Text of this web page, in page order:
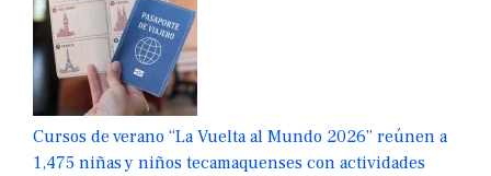
Cursos de verano “La Vuelta al Mundo 2026” reúnen a
1,475 niñas y niños tecamaquenses con actividades